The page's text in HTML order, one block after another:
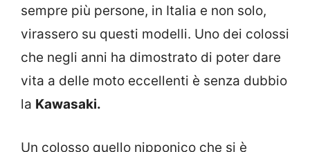
sempre più persone, in Italia e non solo,
virassero su questi modelli. Uno dei colossi
che negli anni ha dimostrato di poter dare
vita a delle moto eccellenti è senza dubbio
la Kawasaki.
Un colosso quello nipponico che si è